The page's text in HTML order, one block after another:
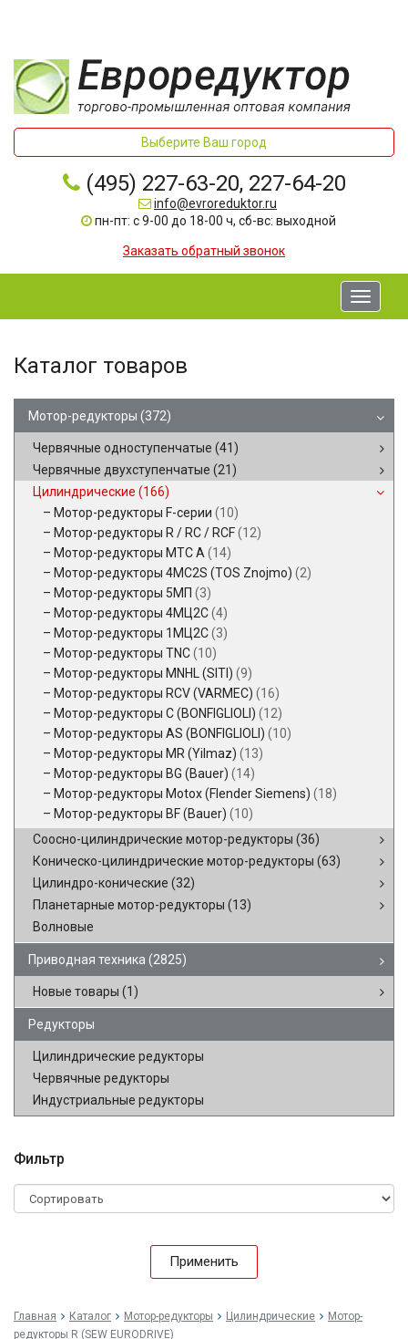
Выберите Ваш город
(495) 227-63-20, 227-64-20
info@evroreduktor.ru
пн-пт: с 9-00 до 18-00 ч, сб-вс: выходной
Заказать обратный звонок
Toggle
Каталог товаров
Мотор-редукторы (372)
Червячные одноступенчатые (41)
Червячные двухступенчатые (21)
Цилиндрические (166)
Мотор-редукторы F-серии (10)
Мотор-редукторы R / RC / RCF(12)
Мотор-редукторы MTC A (14)
Мотор-редукторы 4MC2S (TOS Znojmo) (2)
Мотор-редукторы 5МП (3)
Мотор-редукторы 4МЦ2С(4)
Мотор-редукторы 1МЦ2С(3)
Мотор-редукторы TNC(10)
Мотор-редукторы MNHL (SITI) (9)
Мотор-редукторы RCV (VARMEC) (16)
Мотор-редукторы C (BONFIGLIOLI) (12)
Мотор-редукторы AS (BONFIGLIOLI) (10)
Мотор-редукторы MR (Yilmaz) (13)
Мотор-редукторы BG (Bauer) (14)
Мотор-редукторы Motox (Flender Siemens) (18)
Мотор-редукторы BF (Bauer) (10)
Соосно-цилиндрические мотор-редукторы (36)
Коническо-цилиндрические мотор-редукторы (63)
Цилиндро-конические (32)
Планетарные мотор-редукторы (13)
Волновые
Приводная техника (2825)
Новые товары (1)
Редукторы
Цилиндрические редукторы
Червячные редукторы
Индустриальные редукторы
Фильтр
Применить
Главная Каталог Мотор-редукторы Цилиндрические
Мотор-
редукторы R (SEW EURODRIVE)